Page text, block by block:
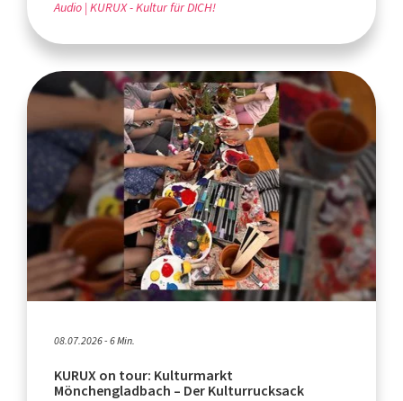
Audio KURUX - Kultur für DICH!
08.07.2026 - 6 Min.
KURUX on tour: Kulturmarkt
Mönchengladbach – Der Kulturrucksack